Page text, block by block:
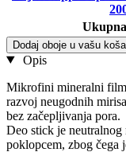
Dodaj oboje u vašu
Opis
Mikrofini mineralni
razvoj neugodnih
bez začepljivanja pora.
Deo stick je neutralnog
poklopcem, zbog čega